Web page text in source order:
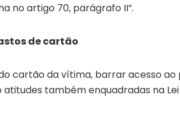
no artigo 70, parágrafo II”.
de cartão
cartão da vítima, barrar acesso
também enquadradas na